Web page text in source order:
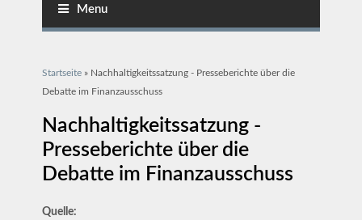
Menu
Sie sind hier
Startseite » Nachhaltigkeitssatzung - Presseberichte über die
Debatte im Finanzausschuss
Nachhaltigkeitssatzung -
Presseberichte über die
Debatte im Finanzausschuss
Quelle: